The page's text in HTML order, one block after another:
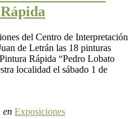
del Centro de Interpretación
de Letrán las 18 pinturas
Rápida “Pedro Lobato
localidad el sábado 1 de
en Exposiciones